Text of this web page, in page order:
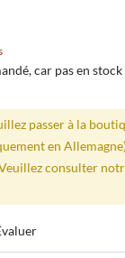
car pas en
passer à la
en
consulter